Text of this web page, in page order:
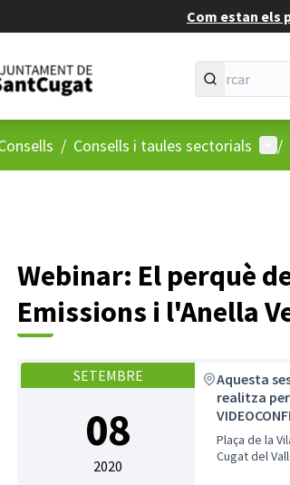
Com estan els
principal
/ Consells i taules sectorials /
Webinar: El perquè
Emissions i l'Anella
SETEMBRE
08
2020
Aquesta
realitza per
Plaça de la
Cugat del